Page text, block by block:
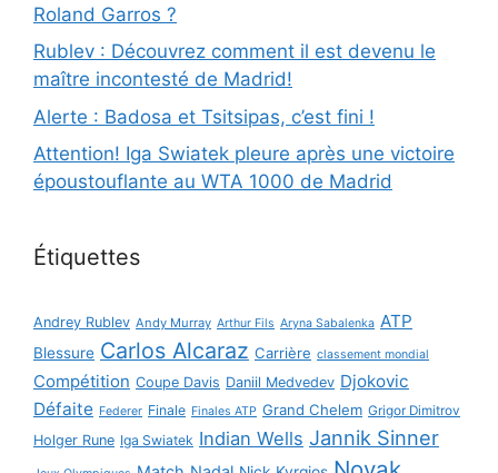
Roland Garros ?
Rublev : Découvrez comment il est devenu le
maître incontesté de Madrid!
Alerte : Badosa et Tsitsipas, c’est fini !
Attention! Iga Swiatek pleure après une victoire
époustouflante au WTA 1000 de Madrid
Étiquettes
Andrey Rublev Andy Murray Arthur Fils Aryna Sabalenka ATP
Blessure Carlos Alcaraz Carrière classement mondial
Compétition Coupe Davis Daniil Medvedev Djokovic
Défaite Federer Finale Finales ATP Grand Chelem Grigor Dimitrov
Holger Rune Iga Swiatek Indian Wells Jannik Sinner